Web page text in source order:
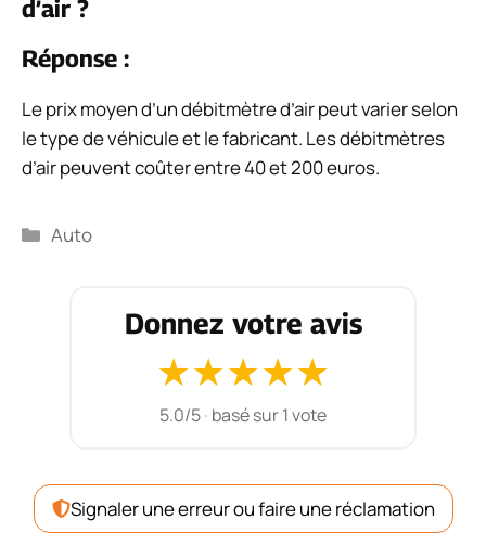
d’air ?
Réponse :
Le prix moyen d’un débitmètre d’air peut varier selon
le type de véhicule et le fabricant. Les débitmètres
d’air peuvent coûter entre 40 et 200 euros.
Catégories
Auto
Donnez votre avis
★★★★★
5.0/5· basé sur 1 vote
Signaler une erreur ou faire une réclamation